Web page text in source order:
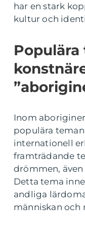
har en stark
kultur och
Inom
populära
internationell
framträdande
drömmen, även
Detta tema
andliga
människan och